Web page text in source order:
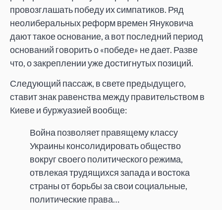
провозглашать победу их симпатиков. Ряд
неолиберальных реформ времен Януковича
дают такое основание, а вот последний период
оснований говорить о «победе» не дает. Разве
что, о закреплении уже достигнутых позиций.
Следующий пассаж, в свете предыдущего,
ставит знак равенства между правительством в
Киеве и буржуазией вообще:
Война позволяет правящему классу
Украины консолидировать общество
вокруг своего политического режима,
отвлекая трудящихся запада и востока
страны от борьбы за свои социальные,
политические права…